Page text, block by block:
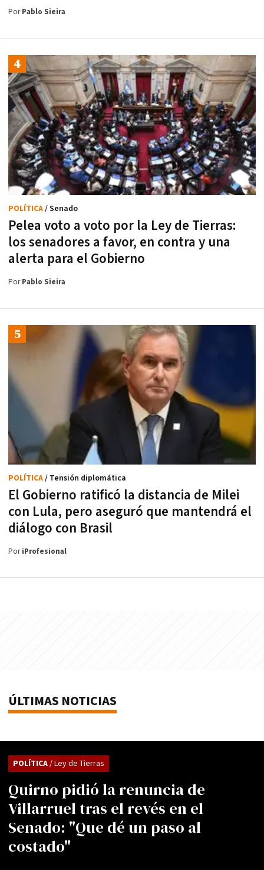
PorPablo Sieira
Pelea voto a voto por la Ley de Tierras:
los senadores a favor, en contra y una
alerta para el Gobierno
POLÍTICA/ Senado
PorPablo Sieira
El Gobierno ratificó la distancia de Milei
con Lula, pero aseguró que mantendrá el
diálogo con Brasil
POLÍTICA/ Tensión diplomática
PoriProfesional
ÚLTIMAS NOTICIAS
Quirno pidió la renuncia de
Villarruel tras el revés en el
Senado: "Que dé un paso al
costado"
POLÍTICA/ Ley de Tierras